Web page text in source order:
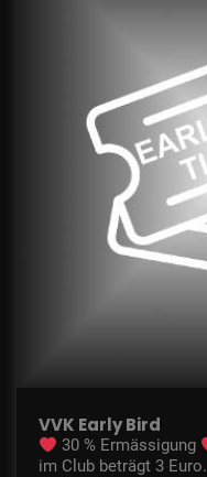
VVK Early Bird
30 % Ermässigung
im Club beträgt 3 Euro.